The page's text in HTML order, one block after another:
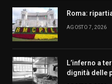
Roma:
AGOSTO 7, 2026
L’inferno a
dignità delle